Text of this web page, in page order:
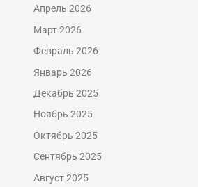
Апрель 2026
Март 2026
Февраль 2026
Январь 2026
Декабрь 2025
Ноябрь 2025
Октябрь 2025
Сентябрь 2025
Август 2025